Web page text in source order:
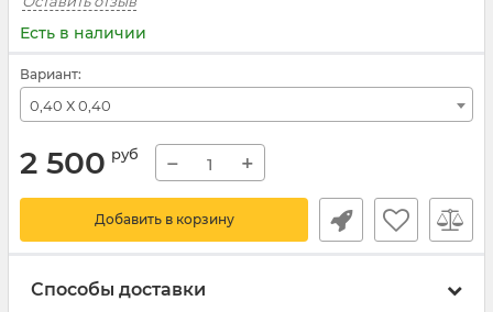
Есть в наличии
Вариант:
0,40 Х 0,40
2 500 руб − +
Добавить в корзину
Способы доставки